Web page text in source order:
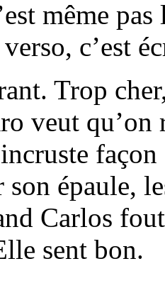
même
c’est
Trop
veut
son épaule,
Carlos
sent bon.